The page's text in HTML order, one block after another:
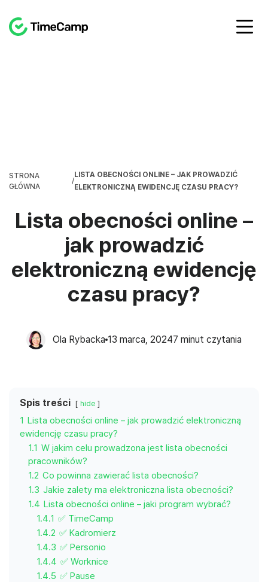
STRONA
GŁÓWNA
/
LISTA OBECNOŚCI ONLINE – JAK PROWADZIĆ
ELEKTRONICZNĄ EWIDENCJĘ CZASU PRACY?
Lista obecności online –
jak prowadzić
elektroniczną ewidencję
czasu pracy?
Ola Rybacka 13 marca, 20247 minut czytania
Spis treści hide
1 Lista obecności online – jak prowadzić elektroniczną
ewidencję czasu pracy?
1.1 W jakim celu prowadzona jest lista obecności
pracowników?
1.2 Co powinna zawierać lista obecności?
1.3 Jakie zalety ma elektroniczna lista obecności?
1.4 Lista obecności online – jaki program wybrać?
1.4.1 ✅ TimeCamp
1.4.2 ✅ Kadromierz
1.4.3 ✅ Personio
1.4.4 ✅ Worknice
1.4.5 ✅ Pause